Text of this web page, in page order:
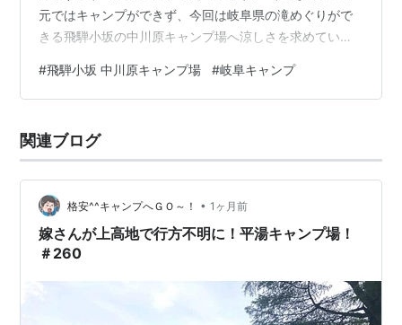
元ではキャンプができず、今回は岐阜県の滝めぐりがで
きる飛騨小坂の中川原キャンプ場へ涼しさを求めていっ
飛騨小坂 中川原キャンプ場でチェックインをしよう！ ス
ノーピーク ヘキサイーズ1を設営しよう！ スノーピーク
食べよう！ がんだて公園へ行こう！ 滝めぐりの入場料を
払おう！ 小坂の滝めぐりスタート！ 三ツ滝は豪快で涼し
#飛騨小坂 中川原キャンプ場 #岐阜キャンプ
関連ブログ
格安^^キャンプへＧＯ～！ • 1ヶ月前
嫁さんが上高地で行方不明に！平湯キャンプ場！
＃260